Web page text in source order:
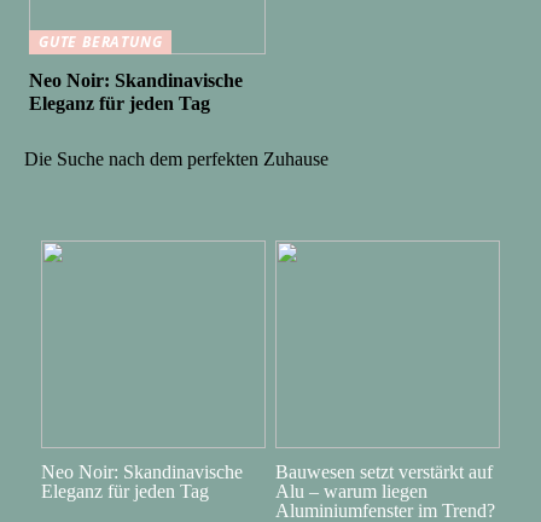
GUTE BERATUNG
Neo Noir: Skandinavische
Eleganz für jeden Tag
Die Suche nach dem perfekten Zuhause
Neo Noir: Skandinavische
Eleganz für jeden Tag
Bauwesen setzt verstärkt auf
Alu – warum liegen
Aluminiumfenster im Trend?